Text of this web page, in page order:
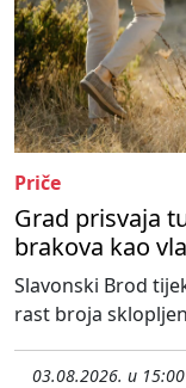
Priče
Grad prisvaja
brakova kao
Slavonski Brod
rast broja
03.08.2026. u 15:00